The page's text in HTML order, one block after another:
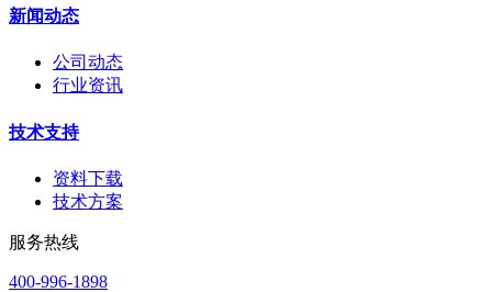
新闻动态
公司动态
行业资讯
技术支持
资料下载
技术方案
服务热线
400-996-1898